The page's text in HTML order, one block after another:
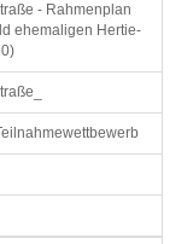
- Rahmenplan
ehemaligen Hertie-